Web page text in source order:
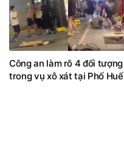
Công an làm rõ 4 đối tượng
trong vụ xô xát tại Phố Huế